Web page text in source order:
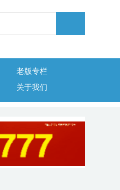
老版专栏
关于我们